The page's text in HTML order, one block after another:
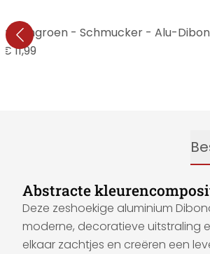
- Schmucker - Alu-
€ 11,99
Abstracte
Deze zeshoekige aluminium
moderne, decoratieve uitstraling
elkaar zachtjes en creëren een